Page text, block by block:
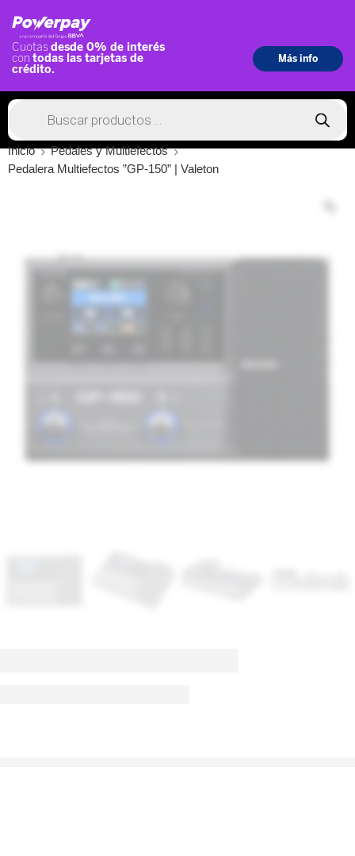
Inicio
Pedales y Multiefectos
Pedalera Multiefectos ”GP-150” | Valeton